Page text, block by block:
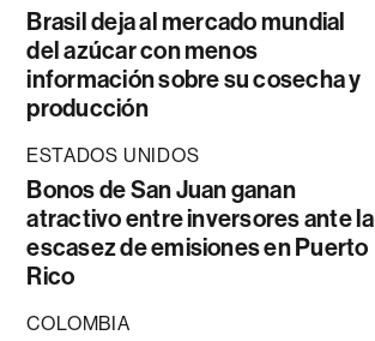
Brasil deja al mercado mundial
del azúcar con menos
información sobre su cosecha y
producción
ESTADOS UNIDOS
Bonos de San Juan ganan
atractivo entre inversores ante la
escasez de emisiones en Puerto
Rico
COLOMBIA